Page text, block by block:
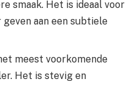
smaak. Het is ideaal voor
aan een subtiele
meest voorkomende
Het is stevig en